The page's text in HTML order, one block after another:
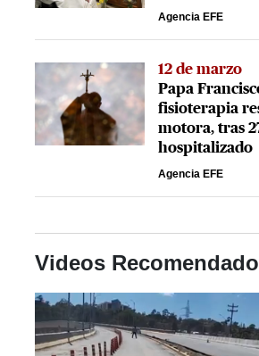
Agencia EFE
12 de marzo
Papa
fisioterapia
motora, tras
hospitalizado
Agencia EFE
Videos